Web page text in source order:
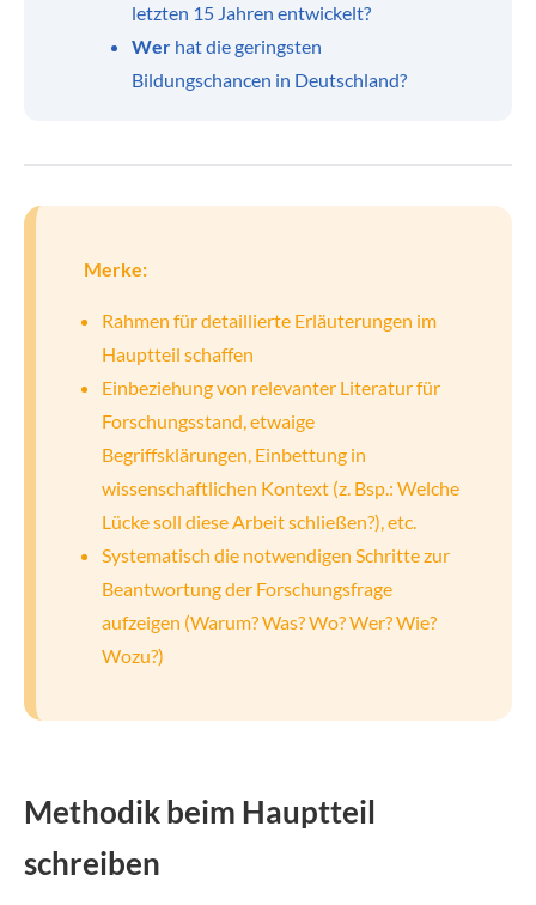
letzten 15 Jahren entwickelt?
Wer hat die geringsten
Bildungschancen in Deutschland?
Merke:
Rahmen für detaillierte Erläuterungen im
Hauptteil schaffen
Einbeziehung von relevanter Literatur für
Forschungsstand, etwaige
Begriffsklärungen, Einbettung in
wissenschaftlichen Kontext (z. Bsp.: Welche
Lücke soll diese Arbeit schließen?), etc.
Systematisch die notwendigen Schritte zur
Beantwortung der Forschungsfrage
aufzeigen (Warum? Was? Wo? Wer? Wie?
Wozu?)
Methodik beim Hauptteil
schreiben